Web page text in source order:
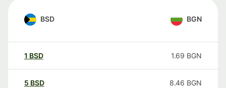
BSD BGN
1 BSD 1.69 BGN
5 BSD 8.46 BGN